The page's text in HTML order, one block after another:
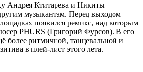
Андрея Ктитарева и Никиты
музыкантам. Перед выходом
появился ремикс, над которым
PHURS (Григорий Фурсов). В его
более ритмичной, танцевальной и
в плей-лист этого лета.